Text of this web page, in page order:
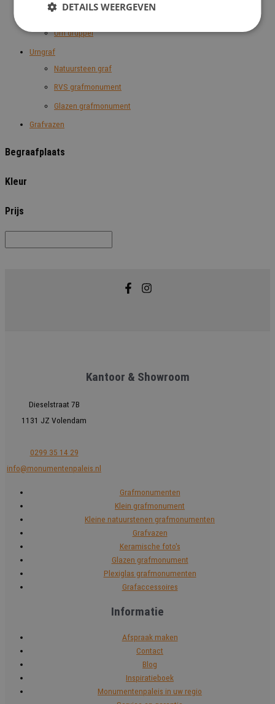
Urn druppel
Urngraf
Natuursteen graf
RVS grafmonument
Glazen grafmonument
Grafvazen
Begraafplaats
Kleur
Prijs
Kantoor & Showroom
Dieselstraat 7B
1131 JZ Volendam
0299 35 14 29
info@monumentenpaleis.nl
Grafmonumenten
Klein grafmonument
Kleine natuurstenen grafmonumenten
Grafvazen
Keramische foto's
Glazen grafmonument
Plexiglas grafmonumenten
Grafaccessoires
Informatie
Afspraak maken
Contact
Blog
Inspiratieboek
Monumentenpaleis in uw regio
DETAILS WEERGEVEN